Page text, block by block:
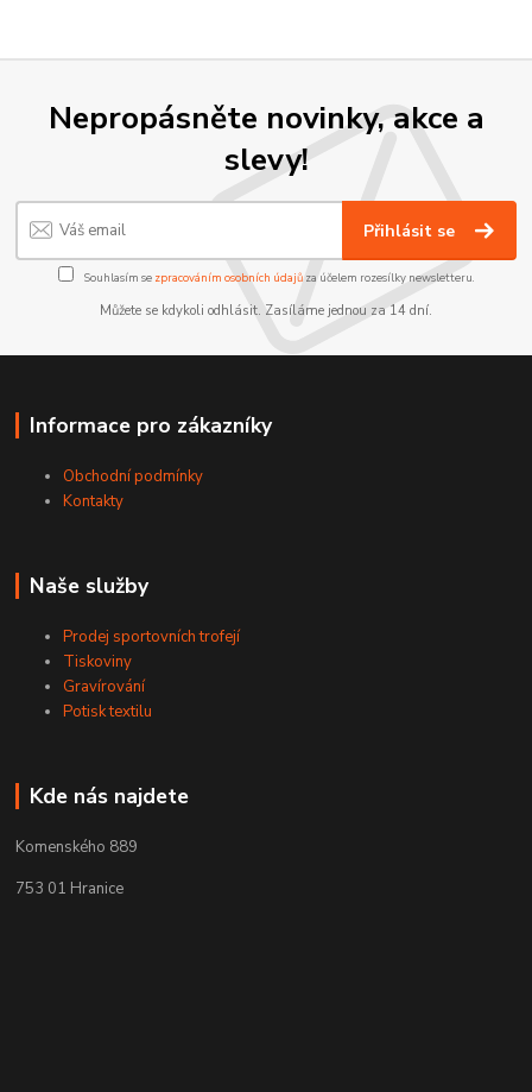
Nepropásněte novinky, akce a
slevy!
Přihlásit se
Souhlasím se zpracováním osobních údajůza účelem rozesílky newsletteru.
Můžete se kdykoli odhlásit. Zasíláme jednou za 14 dní.
Informace pro zákazníky
Obchodní podmínky
Kontakty
Naše služby
Prodej sportovních trofejí
Tiskoviny
Gravírování
Potisk textilu
Kde nás najdete
Komenského 889
753 01 Hranice